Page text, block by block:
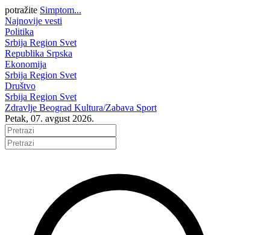
potražite Simptom...
Najnovije vesti
Politika
Srbija Region Svet
Republika Srpska
Ekonomija
Srbija Region Svet
Društvo
Srbija Region Svet
Zdravlje Beograd Kultura/Zabava Sport
Petak, 07. avgust 2026.